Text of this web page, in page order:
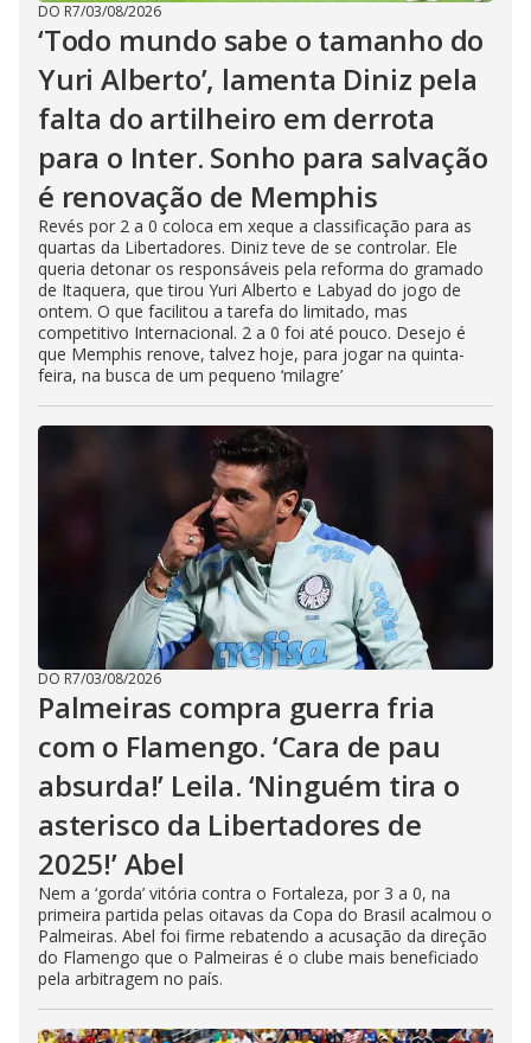
DO R7/03/08/2026
‘Todo mundo sabe o tamanho do
Yuri Alberto’, lamenta Diniz pela
falta do artilheiro em derrota
para o Inter. Sonho para salvação
é renovação de Memphis
Revés por 2 a 0 coloca em xeque a classificação para as
quartas da Libertadores. Diniz teve de se controlar. Ele
queria detonar os responsáveis pela reforma do gramado
de Itaquera, que tirou Yuri Alberto e Labyad do jogo de
ontem. O que facilitou a tarefa do limitado, mas
competitivo Internacional. 2 a 0 foi até pouco. Desejo é
que Memphis renove, talvez hoje, para jogar na quinta-
feira, na busca de um pequeno ‘milagre’
DO R7/03/08/2026
Palmeiras compra guerra fria
com o Flamengo. ‘Cara de pau
absurda!’ Leila. ‘Ninguém tira o
asterisco da Libertadores de
2025!’ Abel
Nem a ‘gorda’ vitória contra o Fortaleza, por 3 a 0, na
primeira partida pelas oitavas da Copa do Brasil acalmou o
Palmeiras. Abel foi firme rebatendo a acusação da direção
do Flamengo que o Palmeiras é o clube mais beneficiado
pela arbitragem no país.